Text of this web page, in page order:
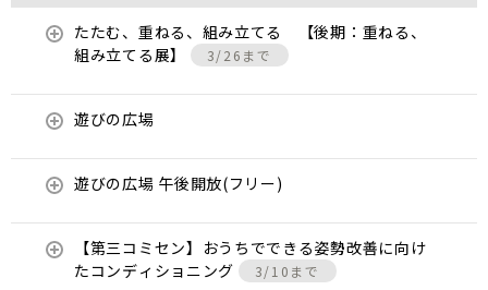
たたむ、重ねる、組み立てる 【後期：重ねる、
組み立てる展】
3/26まで
遊びの広場
遊びの広場 午後開放(フリー)
【第三コミセン】おうちでできる姿勢改善に向け
たコンディショニング
3/10まで